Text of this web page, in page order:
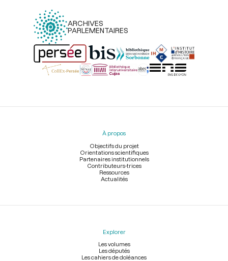
ARCHIVES
PARLEMENTAIRES
Menu
À propos
Objectifs du projet
Orientations scientifiques
Partenaires institutionnels
Contributeurs-trices
Ressources
Actualités
Explorer
Les volumes
Les députés
Les cahiers de doléances